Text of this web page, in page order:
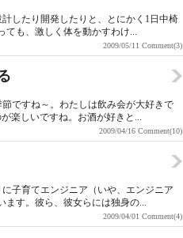
したり開発したりと、とにかく1日中椅
ても、激しく体を動かすわけ...
2009/05/11 Comment(3)
ですね～。わたしは飲み会が大好きで
楽しいですね。お酒が好きと...
2009/04/16 Comment(10)
子育てエンジニア（いや、エンジニア
ます。彼ら、彼女らには独身の...
2009/04/01 Comment(4)